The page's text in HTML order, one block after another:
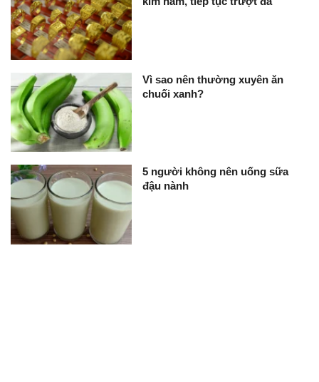
Vì sao nên thường xuyên ăn
chuối xanh?
5 người không nên uống sữa
đậu nành